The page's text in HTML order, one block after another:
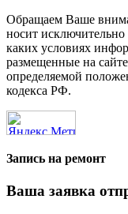
Обращаем Ваше
носит
каких условиях
размещенные на
определяемой
кодекса РФ.
Запись на ремонт
Ваша заявка